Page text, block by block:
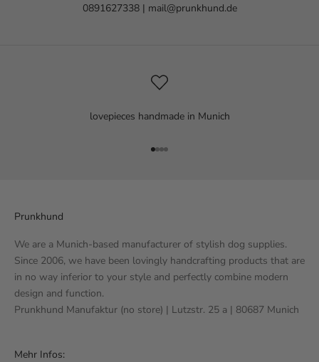
0891627338 | mail@prunkhund.de
lovepieces handmade in Munich
Go to item 1
Go to item 2
Go to item 3
Go to item 4
Prunkhund
We are a Munich-based manufacturer of stylish dog supplies.
Since 2006, we have been lovingly handcrafting products that are
in no way inferior to your style and perfectly combine modern
design and function.
Prunkhund Manufaktur (no store) | Lutzstr. 25 a | 80687 Munich
Mehr Infos: